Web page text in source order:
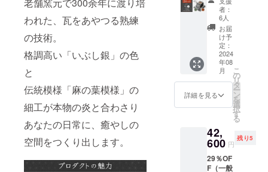
われた、瓦をあやつる熟練
の技術。
格調高い「いぶし銀」の色
と
伝統模様「麻の葉模様」の
細工が本物の炎と合わさり
あなたの日常に、癒やしの
空間をつくり出します。
ラシイ挑戦
に取り組ん
でいきたい
と考えてい
ますので、
応援を願い
す。
30,000
⇒22,70
0円）消
費税・
配送料
込み カ
ラー：
鍛黒
色、陽
土色、
容】 ・
本体×１
・土台×
１ ・火
消蓋
者：
6人
お届
け予
定：
2024
年08
月
詳細を見る
こ
の
リ
タ
ー
ン
を
選
択
す
る
42,
600 円
残り5
29％OF
F（一般